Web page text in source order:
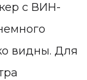
с ВИН-
видны. Для